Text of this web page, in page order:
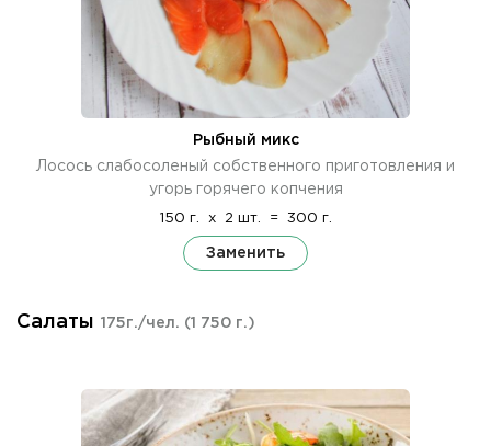
Рыбный микс
Лосось слабосоленый собственного приготовления и
угорь горячего копчения
150 г. x 2 шт. = 300 г.
Заменить
Салаты 175г./чел. (1 750 г.)